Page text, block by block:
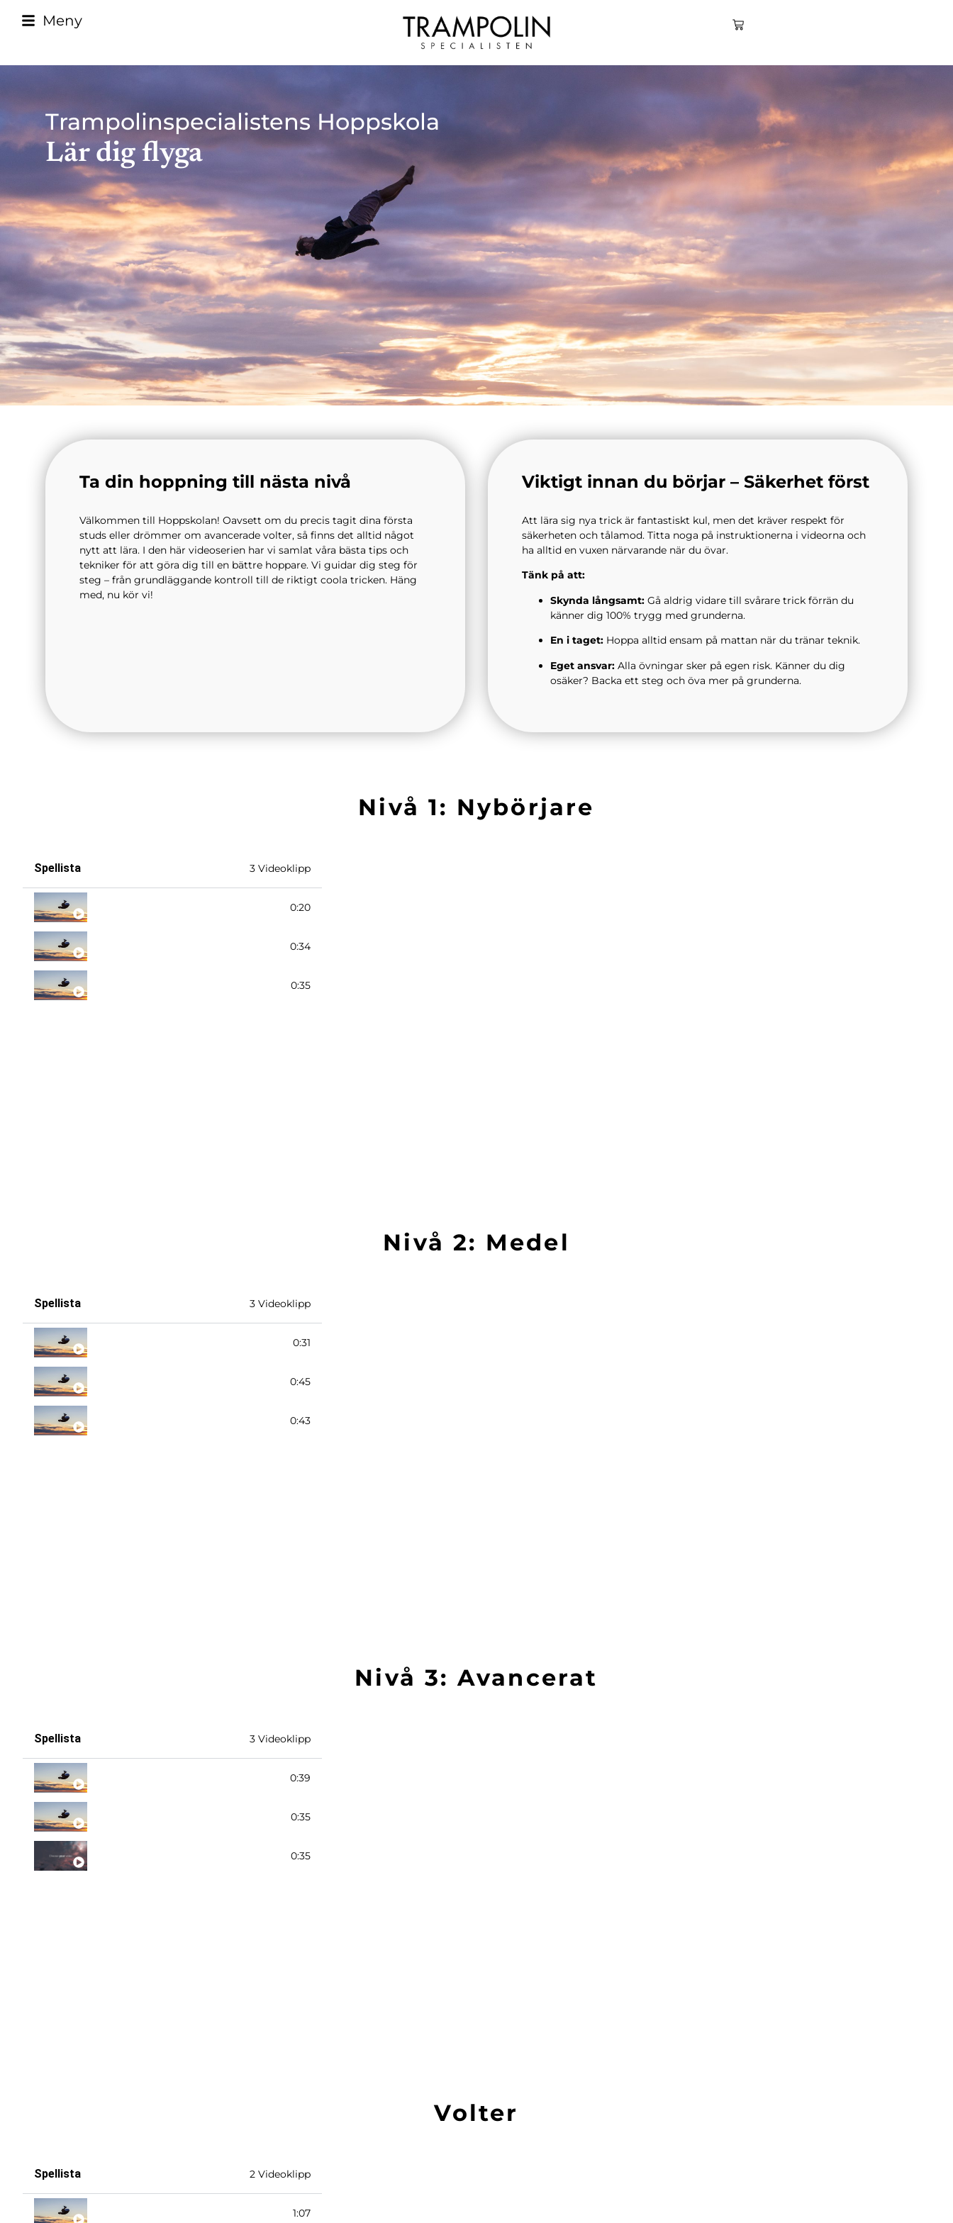
Meny
Trampolinspecialistens Hoppskola
Lär dig flyga
Ta din hoppning till nästa nivå
Välkommen till Hoppskolan! Oavsett om du precis tagit dina första
studs eller drömmer om avancerade volter, så finns det alltid något
nytt att lära. I den här videoserien har vi samlat våra bästa tips och
tekniker för att göra dig till en bättre hoppare. Vi guidar dig steg för
steg – från grundläggande kontroll till de riktigt coola tricken. Häng
med, nu kör vi!
Viktigt innan du börjar – Säkerhet först
Att lära sig nya trick är fantastiskt kul, men det kräver respekt för
säkerheten och tålamod. Titta noga på instruktionerna i videorna och
ha alltid en vuxen närvarande när du övar.
Tänk på att:
Skynda långsamt: Gå aldrig vidare till svårare trick förrän du
känner dig 100% trygg med grunderna.
En i taget: Hoppa alltid ensam på mattan när du tränar teknik.
Eget ansvar: Alla övningar sker på egen risk. Känner du dig
osäker? Backa ett steg och öva mer på grunderna.
Nivå 1: Nybörjare
Spellista 3 Videoklipp
0:20
0:34
0:35
Nivå 2: Medel
Spellista 3 Videoklipp
0:31
0:45
0:43
Nivå 3: Avancerat
Spellista 3 Videoklipp
0:39
0:35
0:35
Volter
Spellista 2 Videoklipp
1:07